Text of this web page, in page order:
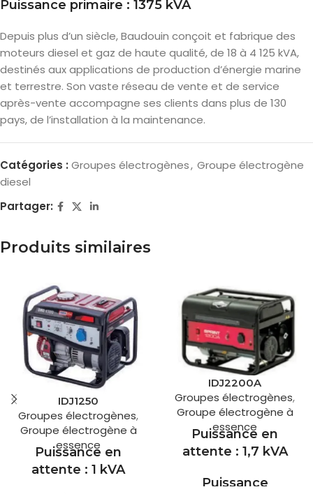
Puissance primaire : 1375 kVA
Depuis plus d’un siècle, Baudouin conçoit et fabrique des
moteurs diesel et gaz de haute qualité, de 18 à 4 125 kVA,
destinés aux applications de production d’énergie marine
et terrestre. Son vaste réseau de vente et de service
après-vente accompagne ses clients dans plus de 130
pays, de l’installation à la maintenance.
Catégories : Groupes électrogènes, Groupe électrogène
diesel
Partager:
Produits similaires
IDJ1250
Groupes électrogènes,
Groupe électrogène à
essence
Puissance en
attente : 1 kVA
IDJ2200A
Groupes électrogènes,
Groupe électrogène à
essence
Puissance en
attente : 1,7 kVA
Puissance